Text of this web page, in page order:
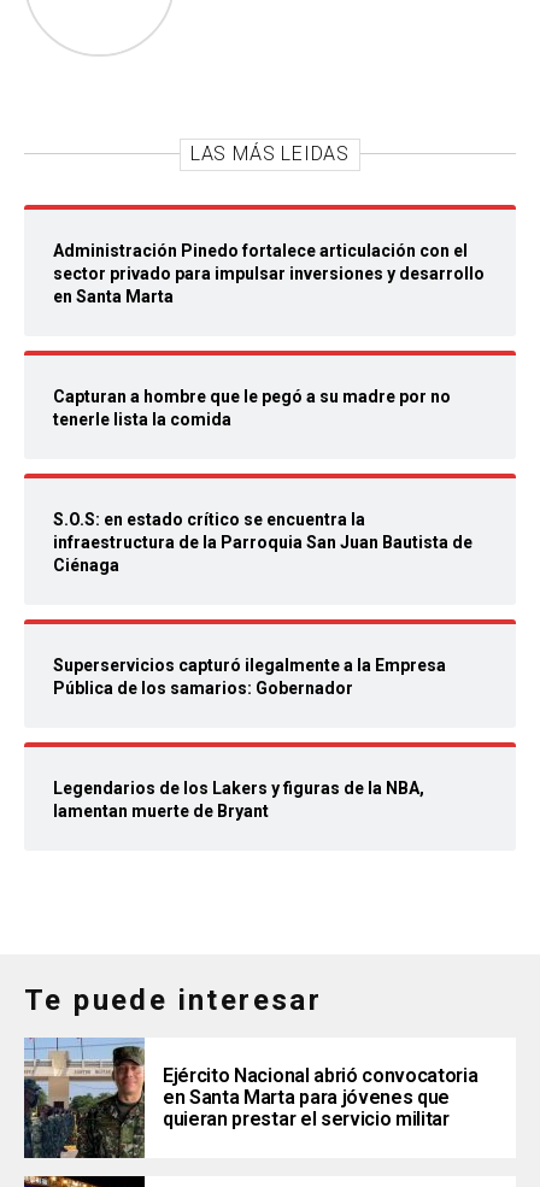
LAS MÁS LEIDAS
Administración Pinedo fortalece articulación con el
sector privado para impulsar inversiones y desarrollo
en Santa Marta
Capturan a hombre que le pegó a su madre por no
tenerle lista la comida
S.O.S: en estado crítico se encuentra la
infraestructura de la Parroquia San Juan Bautista de
Ciénaga
Superservicios capturó ilegalmente a la Empresa
Pública de los samarios: Gobernador
Legendarios de los Lakers y figuras de la NBA,
lamentan muerte de Bryant
Te puede interesar
Ejército Nacional abrió convocatoria
en Santa Marta para jóvenes que
quieran prestar el servicio militar